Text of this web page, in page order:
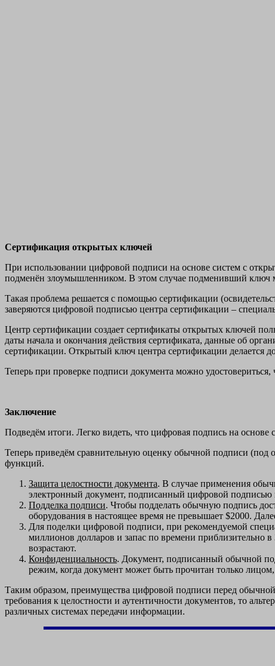
Сертификация открытых ключей
При использовании цифровой подписи на основе систем с
подменён злоумышленником. В этом случае подменивший ключ
Такая проблема решается с помощью сертификации
заверяются цифровой подписью центра сертификации –
Центр сертификации создает сертификаты открытых ключей
даты начала и окончания действия сертификата, данные об
сертификации. Открытый ключ центра сертификации делается
Теперь при проверке подписи документа можно
Заключение
Подведём итоги. Легко видеть, что цифровая подпись на
Теперь приведём сравнительную оценку обычной подписи
функций.
Защита целостности документа. В случае применения
электронный документ, подписанный цифровой подписью
Подделка подписи. Чтобы подделать обычную подпись
оборудования в настоящее время не превышает $2000.
Для поделки цифровой подписи, при рекомендуемой
миллионов долларов и запас по времени приблизительно
возрастают.
Конфиденциальность. Документ, подписанный обычной
режим, когда документ может быть прочитан только
Таким образом, преимущества цифровой подписи перед
требования к целостности и аутентичности документов, то
различных системах передачи информации.